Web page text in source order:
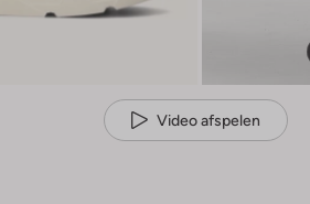
Video afspelen